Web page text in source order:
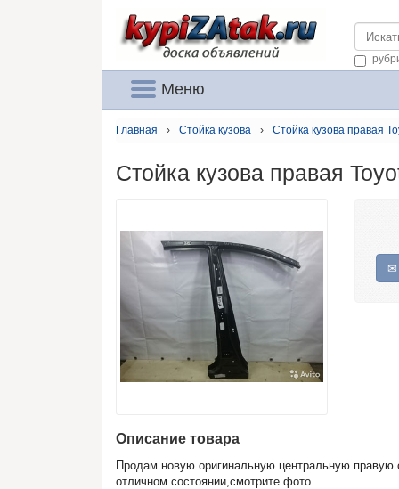
Меню
Главная › Стойка кузова › Стойка кузова правая
Стойка кузова правая
Описание товара
Продам новую оригинальную центральную правую
отличном состоянии,смотрите фото.